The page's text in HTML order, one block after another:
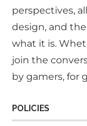
perspectives,
design, and
what it is.
join the
by gamers, for
POLICIES